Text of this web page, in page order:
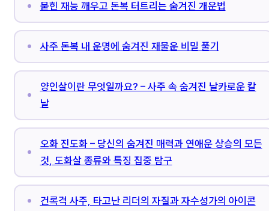
묻힌 재능 깨우고 돈복 터트리는 숨겨진 개운법
사주 돈복 내 운명에 숨겨진 재물운 비밀 풀기
양인살이란 무엇일까요? – 사주 속 숨겨진 날카로운 칼
날
오화 진도화 – 당신의 숨겨진 매력과 연애운 상승의 모든
것, 도화살 종류와 특징 집중 탐구
건록격 사주, 타고난 리더의 자질과 자수성가의 아이콘